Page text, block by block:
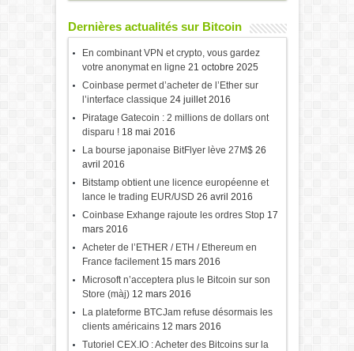
Dernières actualités sur Bitcoin
En combinant VPN et crypto, vous gardez
votre anonymat en ligne 21 octobre 2025
Coinbase permet d’acheter de l’Ether sur
l’interface classique 24 juillet 2016
Piratage Gatecoin : 2 millions de dollars ont
disparu ! 18 mai 2016
La bourse japonaise BitFlyer lève 27M$ 26
avril 2016
Bitstamp obtient une licence européenne et
lance le trading EUR/USD 26 avril 2016
Coinbase Exhange rajoute les ordres Stop 17
mars 2016
Acheter de l’ETHER / ETH / Ethereum en
France facilement 15 mars 2016
Microsoft n’acceptera plus le Bitcoin sur son
Store (màj) 12 mars 2016
La plateforme BTCJam refuse désormais les
clients américains 12 mars 2016
Tutoriel CEX.IO : Acheter des Bitcoins sur la